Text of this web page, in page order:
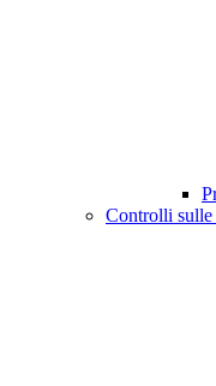
Controlli sulle